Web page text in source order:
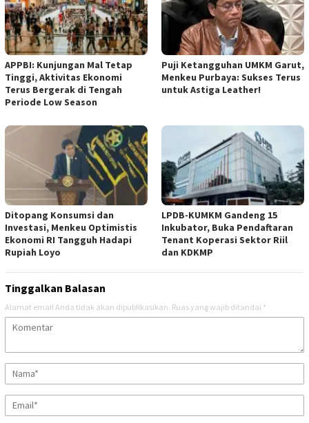
APPBI: Kunjungan Mal Tetap
Tinggi, Aktivitas Ekonomi
Terus Bergerak di Tengah
Periode Low Season
Puji Ketangguhan UMKM Garut,
Menkeu Purbaya: Sukses Terus
untuk Astiga Leather!
Ditopang Konsumsi dan
Investasi, Menkeu Optimistis
Ekonomi RI Tangguh Hadapi
Rupiah Loyo
LPDB-KUMKM Gandeng 15
Inkubator, Buka Pendaftaran
Tenant Koperasi Sektor Riil
dan KDKMP
Tinggalkan Balasan
Alamat email Anda tidak akan dipublikasikan. Ruas yang wajib ditandai *